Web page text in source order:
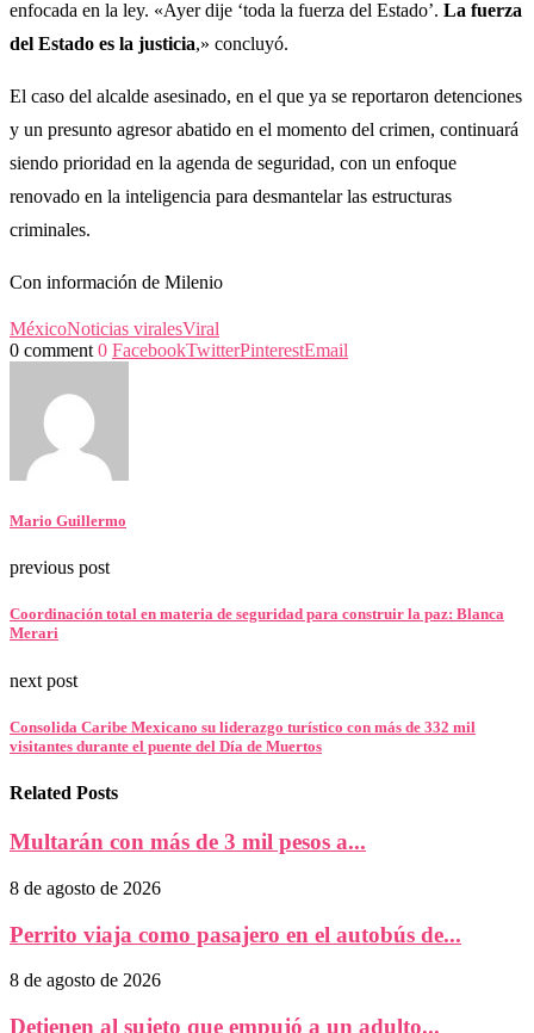
enfocada en la ley. «Ayer dije ‘toda la fuerza del Estado’. La fuerza
del Estado es la justicia,» concluyó.
El caso del alcalde asesinado, en el que ya se reportaron detenciones
y un presunto agresor abatido en el momento del crimen, continuará
siendo prioridad en la agenda de seguridad, con un enfoque
renovado en la inteligencia para desmantelar las estructuras
criminales.
Con información de Milenio
MéxicoNoticias viralesViral
0 comment 0 FacebookTwitterPinterestEmail
Mario Guillermo
previous post
Coordinación total en materia de seguridad para construir la paz: Blanca
Merari
next post
Consolida Caribe Mexicano su liderazgo turístico con más de 332 mil
visitantes durante el puente del Día de Muertos
Related Posts
Multarán con más de 3 mil pesos a...
8 de agosto de 2026
Perrito viaja como pasajero en el autobús de...
8 de agosto de 2026
Detienen al sujeto que empujó a un adulto...